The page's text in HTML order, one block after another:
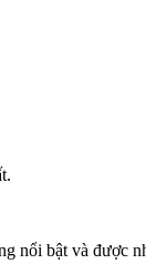
nổi bật và được